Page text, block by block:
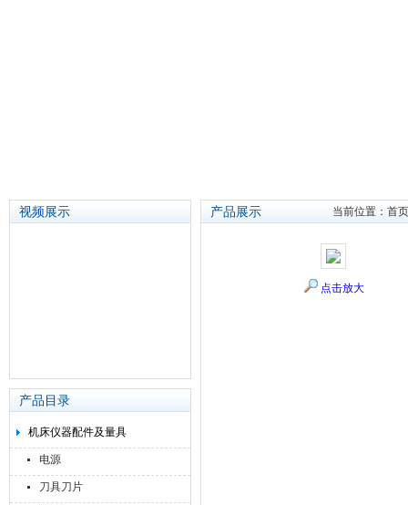
视频展示
产品目录
机床仪器配件及量具
电源
刀具刀片
产品展示 当前位置： 首页
点击放大